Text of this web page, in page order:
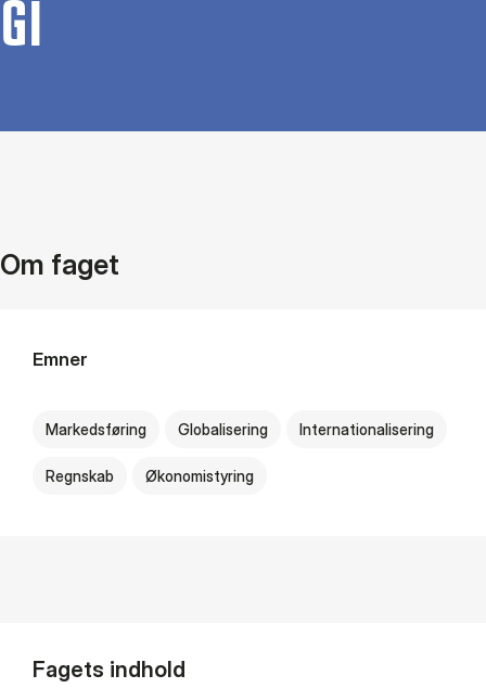
GI
Om faget
Emner
Markedsføring Globalisering Internationalisering
Regnskab Økonomistyring
Fagets indhold